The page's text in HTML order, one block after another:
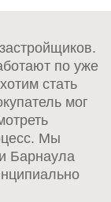
по уже
стать
мог
Мы
Барнаула